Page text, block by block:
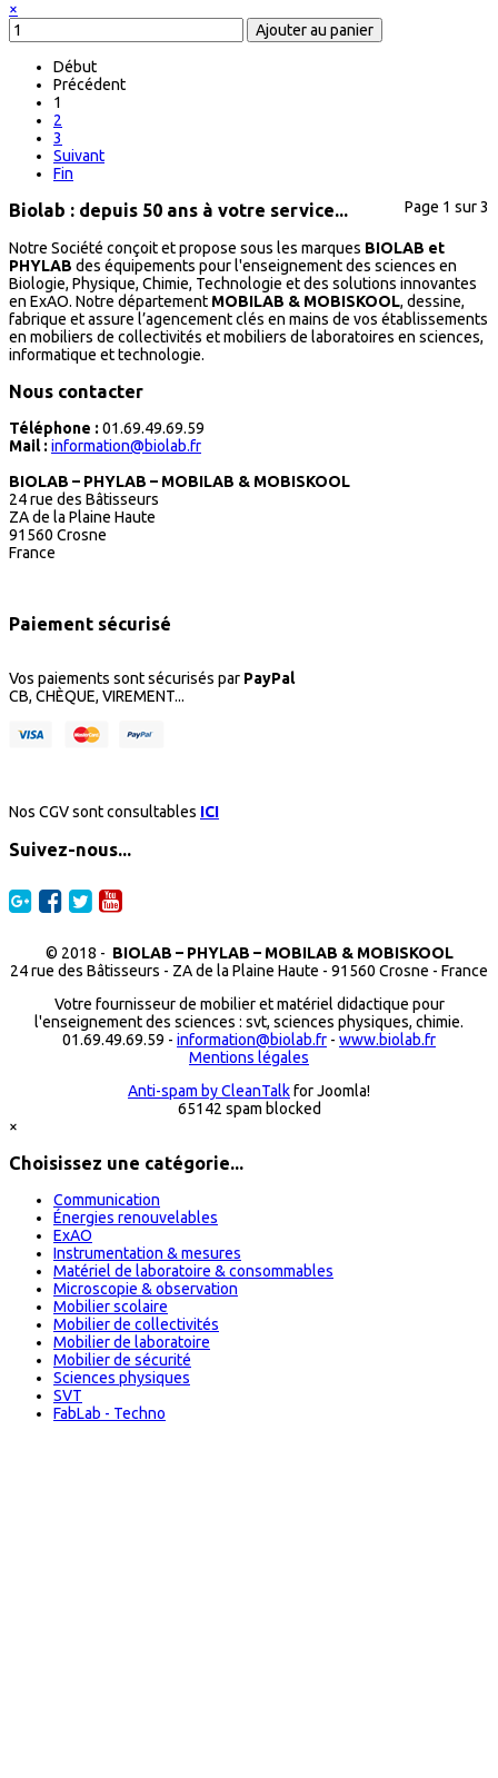
×
Début
Précédent
1
2
3
Suivant
Fin
Page 1 sur 3
Biolab : depuis 50 ans à votre service...
Notre Société conçoit et propose sous les marques BIOLAB et
PHYLAB des équipements pour l'enseignement des sciences en
Biologie, Physique, Chimie, Technologie et des solutions innovantes
en ExAO. Notre département MOBILAB & MOBISKOOL, dessine,
fabrique et assure l’agencement clés en mains de vos établissements
en mobiliers de collectivités et mobiliers de laboratoires en sciences,
informatique et technologie.
Nous contacter
Téléphone : 01.69.49.69.59
Mail : information@biolab.fr
BIOLAB – PHYLAB – MOBILAB & MOBISKOOL
24 rue des Bâtisseurs
ZA de la Plaine Haute
91560 Crosne
France
Paiement sécurisé
Vos paiements sont sécurisés par PayPal
CB, CHÈQUE, VIREMENT...
Nos CGV sont consultables ICI
Suivez-nous...
© 2018 - BIOLAB – PHYLAB – MOBILAB & MOBISKOOL
24 rue des Bâtisseurs - ZA de la Plaine Haute - 91560 Crosne - France
Votre fournisseur de mobilier et matériel didactique pour
l'enseignement des sciences : svt, sciences physiques, chimie.
01.69.49.69.59 - information@biolab.fr - www.biolab.fr
Mentions légales
Anti-spam by CleanTalkfor Joomla!
65142 spam blocked
×
Choisissez une catégorie...
Communication
Énergies renouvelables
ExAO
Instrumentation & mesures
Matériel de laboratoire & consommables
Microscopie & observation
Mobilier scolaire
Mobilier de collectivités
Mobilier de laboratoire
Mobilier de sécurité
Sciences physiques
SVT
FabLab - Techno